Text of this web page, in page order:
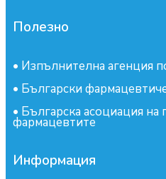
Полезно
• Изпълнителна агенция
• Български
• Българска асоциация
фармацевтите
Информация